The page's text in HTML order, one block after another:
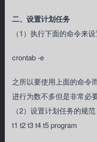
二、设置计划任务
（1）执行下面的命令来
crontab -e
之所以要使用上面的命令
进行为数不多但是非常必
（2）设置计划任务的规范
t1 t2 t3 t4 t5 program